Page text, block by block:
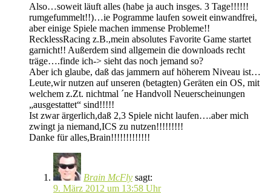
Also…soweit läuft alles (habe ja auch insges. 3 Tage!!!!!!
rumgefummelt!!)…ie Pogramme laufen soweit einwandfrei,
aber einige Spiele machen immense Probleme!!
RecklessRacing z.B.,mein absolutes Favorite Game startet
garnicht!! Außerdem sind allgemein die downloads recht
träge….finde ich-> sieht das noch jemand so?
Aber ich glaube, daß das jammern auf höherem Niveau ist…
Leute,wir nutzen auf unseren (betagten) Geräten ein OS, mit
welchem z.Zt. nichtmal ´ne Handvoll Neuerscheinungen
„ausgestattet“ sind!!!!!
Ist zwar ärgerlich,daß 2,3 Spiele nicht laufen….aber mich
zwingt ja niemand,ICS zu nutzen!!!!!!!!!
Danke für alles,Brain!!!!!!!!!!!!!
Brain McFly sagt:
9. März 2012 um 13:58 Uhr